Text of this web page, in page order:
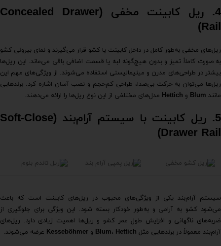
4. ریل کابینت مخفی (Concealed Drawer
Rail)
ریل‌های مخفی به‌طور کامل در داخل کابینت یا کشو قرار می‌گیرند و نمای بیرونی کشو
به صورت کاملاً تمیز و بدون هیچ‌گونه لبه یا قسمت اضافی باقی می‌ماند. این ریل‌ها
بیشتر در طراحی‌های مدرن و مینیمالیستی استفاده می‌شوند. از ویژگی‌های مهم این
ریل‌ها می‌توان به حرکت بی‌صدا، طراحی کم‌حجم و نصب آسان اشاره کرد. برندهایی
مانند Blum و Hettich مدل‌های مختلفی از این نوع ریل‌ها را ارائه می‌دهند.
5. ریل کابینت با سیستم آرام‌بند (Soft-Close
Drawer Rail)
سیستم آرام‌بند یکی از ویژگی‌های محبوب در ریل‌های کابینت است که باعث
می‌شود کشو به آرامی و به‌طور خودکار بسته شود. این ویژگی برای جلوگیری از
ضربه‌های ناگهانی و افزایش طول عمر کشو و ریل‌ها اهمیت زیادی دارد. ریل‌های
آرام‌بند معمولاً در برندهایی مثل
Blum، Hettich و Kesseböhmer عرضه می‌شوند.